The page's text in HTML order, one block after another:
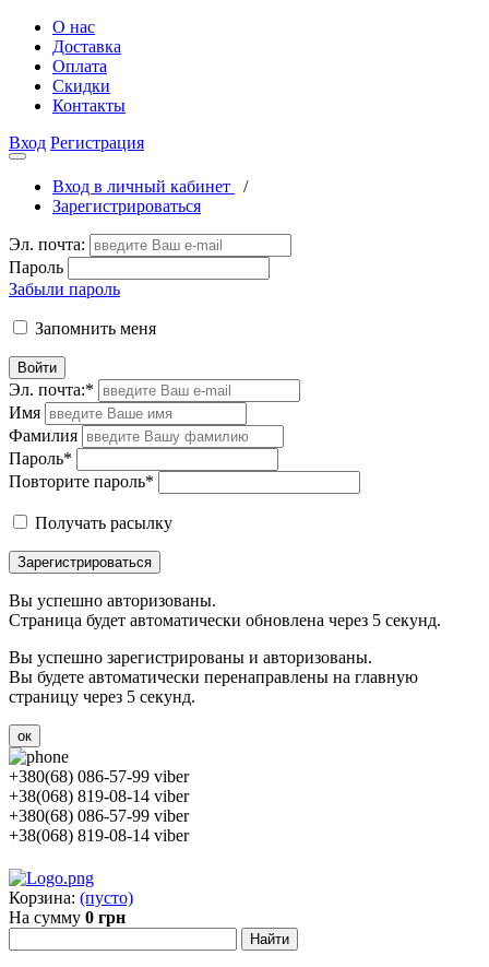
О нас
Доставка
Оплата
Скидки
Контакты
Вход Регистрация
Вход в личный кабинет
/
Зарегистрироваться
Эл. почта:
Пароль
Забыли пароль
Запомнить меня
Войти
Эл. почта:*
Имя
Фамилия
Пароль*
Повторите пароль*
Получать расылку
Зарегистрироваться
Вы успешно авторизованы.
Страница будет автоматически обновлена через 5 секунд.
Вы успешно зарегистрированы и авторизованы.
Вы будете автоматически перенаправлены на главную
страницу через 5 секунд.
ок
+380(68) 086-57-99 viber
+38(068) 819-08-14 viber
+380(68) 086-57-99 viber
+38(068) 819-08-14 viber
Корзина: (пусто)
На сумму 0 грн